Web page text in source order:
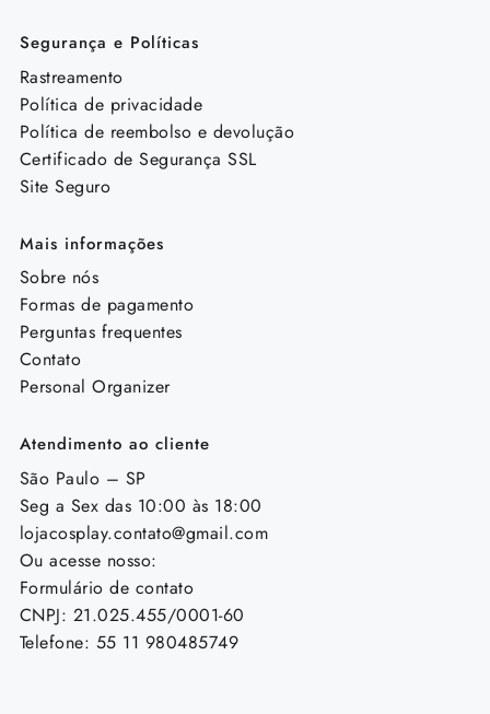
Segurança e Políticas
Rastreamento
Política de privacidade
Política de reembolso e devolução
Certificado de Segurança SSL
Site Seguro
Mais informações
Sobre nós
Formas de pagamento
Perguntas frequentes
Contato
Personal Organizer
Atendimento ao cliente
São Paulo – SP
Seg a Sex das 10:00 às 18:00
lojacosplay.contato@gmail.com
Ou acesse nosso:
Formulário de contato
CNPJ: 21.025.455/0001-60
Telefone: 55 11 980485749